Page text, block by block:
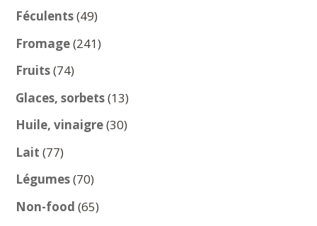
produits
Féculents 4949
produits
Fromage 241241
Fruits 7474
produits
Glaces, sorbets 1313
produits
Huile, vinaigre 3030
Lait 7777
produits
Légumes 7070
produits
Non-food 6565